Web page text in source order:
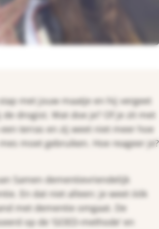
met jouw maatje en hij vergeet
drogist. Wat doe je? Of je zit met
terras en zij weet niet meer hoe
moet gebruiken. Hoe reageer je?
Samen dementievriendelijk
En dat niet alleen: je weet óók
met dementie omgaat. De
op de ‘GOED-methode’ en